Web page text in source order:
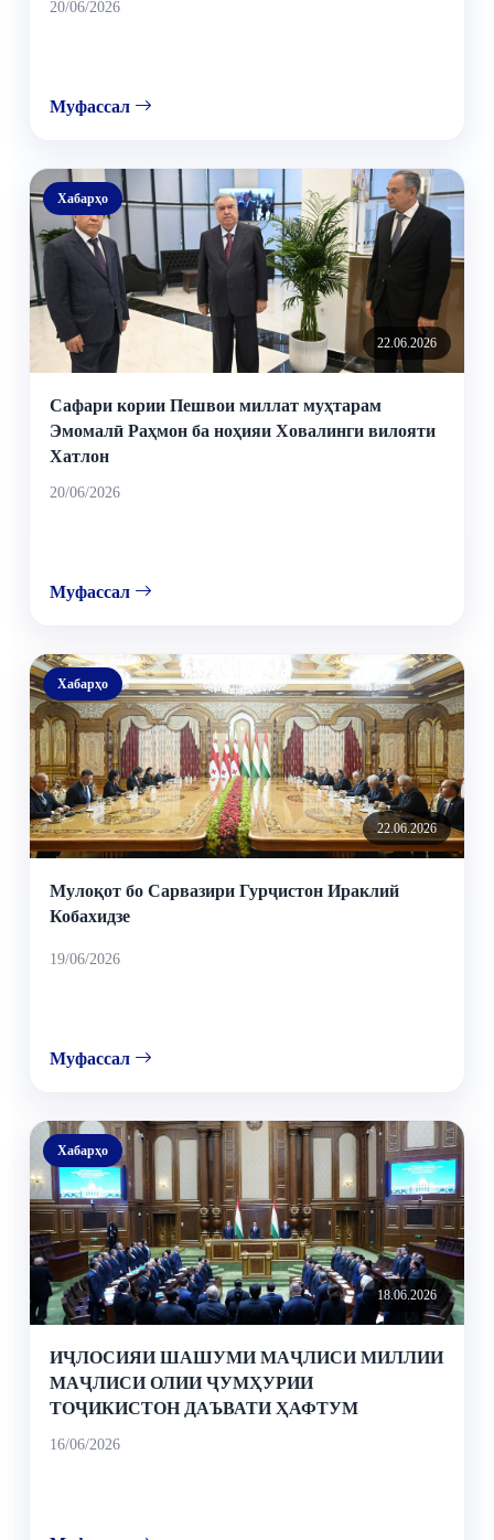
20/06/2026
Муфассал
Хабарҳо
22.06.2026
Сафари кории Пешвои миллат муҳтарам
Эмомалӣ Раҳмон ба ноҳияи Ховалинги вилояти
Хатлон
20/06/2026
Муфассал
Хабарҳо
22.06.2026
Мулоқот бо Сарвазири Гурҷистон Ираклий
Кобахидзе
19/06/2026
Муфассал
Хабарҳо
18.06.2026
ИҶЛОСИЯИ ШАШУМИ МАҶЛИСИ МИЛЛИИ
МАҶЛИСИ ОЛИИ ҶУМҲУРИИ
ТОҶИКИСТОН ДАЪВАТИ ҲАФТУМ
16/06/2026